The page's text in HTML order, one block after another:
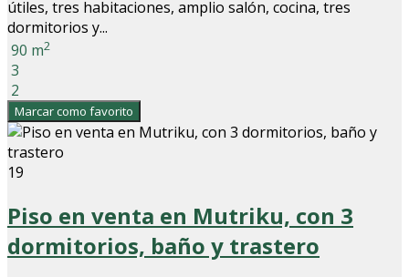
útiles, tres habitaciones, amplio salón, cocina, tres
dormitorios y...
90 m2
3
2
Marcar como favorito
19
Piso en venta en Mutriku, con 3
dormitorios, baño y trastero